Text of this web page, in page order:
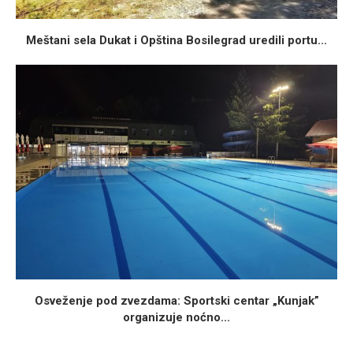
Meštani sela Dukat i Opština Bosilegrad uredili portu...
Osveženje pod zvezdama: Sportski centar „Kunjak”
organizuje noćno...